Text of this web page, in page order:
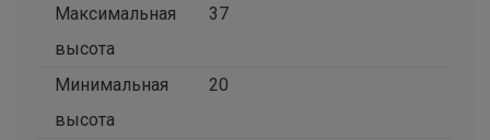
Максимальная
высота
37
Минимальная
высота
20